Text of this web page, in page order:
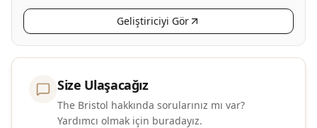
Geliştiriciyi Gör
Size Ulaşacağız
The Bristol hakkında sorularınız mı var?
Yardımcı olmak için buradayız.